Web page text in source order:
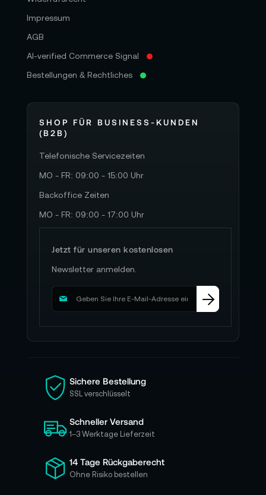
Impressum
AGB
AI-verified Commerce Signal
Bestellungen & Rechtliches
SHOP FÜR BUSINESS-KUNDEN
(B2B)
Telefonische Servicezeiten
MO - FR: 09:00 - 15:00 Uhr
Backoffice Zeiten
MO - FR: 09:00 - 17:00 Uhr
Jetzt für unseren kostenlosen
Newsletter anmelden.
M
d
i
e
s
c
h
ü
r
u
Sichere Bestellung
SSL verschlüsselt
Schneller Versand
1–3 Werktage Lieferzeit
14 Tage Rückgaberecht
Ohne Risiko bestellen